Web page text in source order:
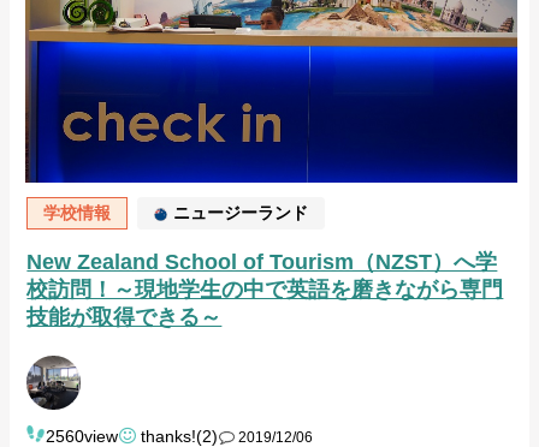
学校情報 ニュージーランド
New Zealand School of Tourism（NZST）へ学
校訪問！～現地学生の中で英語を磨きながら専門
技能が取得できる～
2560view thanks!(2) 2019/12/06